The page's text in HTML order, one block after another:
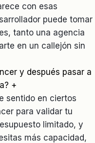
con esas
puede tomar
tanto una agencia
en un callejón sin
y después pasar a
+
sentido en ciertos
para validar tu
limitado, y
más capacidad,